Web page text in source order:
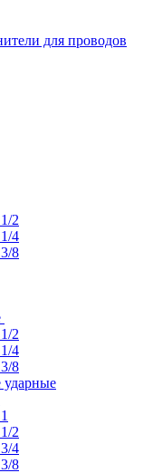
для проводов
2
4
8
2
4
8
ударные
2
4
8